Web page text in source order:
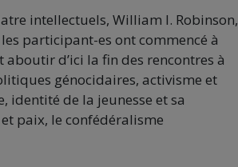
intellectuels, William I. Robinson,
participant-es ont commencé à
d’ici la fin des rencontres à
génocidaires, activisme et
identité de la jeunesse et sa
paix, le confédéralisme